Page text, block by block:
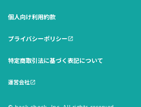
個人向け利用約款
プライバシーポリシーopen_in_new
特定商取引法に基づく表記について
運営会社open_in_new